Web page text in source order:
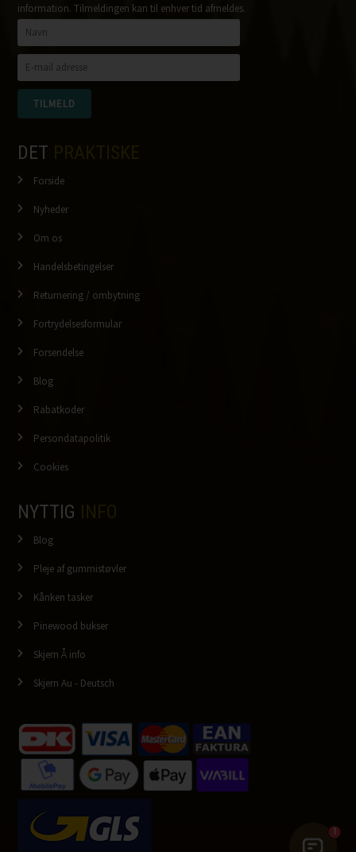
information. Tilmeldingen kan til enhver tid afmeldes.
DET
Forside
Nyheder
Om os
Handelsbetingelser
Returnering / ombytning
Fortrydelsesformular
Forsendelse
Blog
Rabatkoder
Persondatapolitik
Cookies
NYTTIG
Blog
Pleje af gummistøvler
Kånken tasker
Pinewood bukser
Skjern Å info
Skjern Au - Deutsch
1